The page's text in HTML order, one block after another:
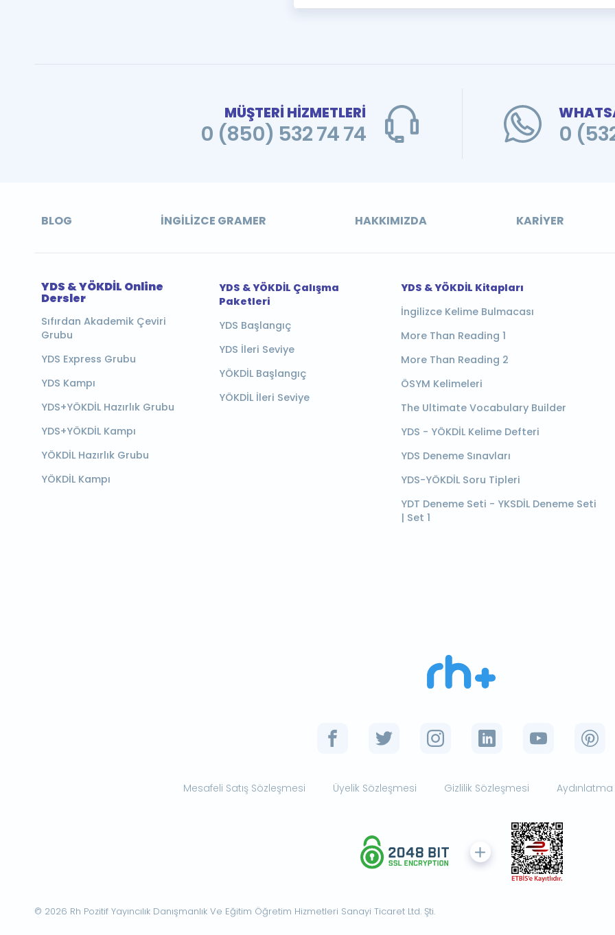
MÜŞTERİ HİZMETLERİ
0 (850) 532 74 74 0
BLOG İNGILIZCE GRAMER HAKKIMIZDA KARIYER
YDS & YÖKDİL Online
Dersler
Sıfırdan Akademik Çeviri
Grubu
YDS Express Grubu
YDS Kampı
YDS+YÖKDİL Hazırlık Grubu
YDS+YÖKDİL Kampı
YÖKDİL Hazırlık Grubu
YÖKDİL Kampı
YDS & YÖKDİL Çalışma
Paketleri
YDS Başlangıç
YDS İleri Seviye
YÖKDİL Başlangıç
YÖKDİL İleri Seviye
YDS & YÖKDİL Kitapları
İngilizce Kelime Bulmacası
More Than Reading 1
More Than Reading 2
ÖSYM Kelimeleri
The Ultimate Vocabulary Builder
YDS - YÖKDİL Kelime Defteri
YDS Deneme Sınavları
YDS-YÖKDİL Soru Tipleri
YDT Deneme Seti - YKSDİL Deneme Seti
| Set 1
Mesafeli Satış Sözleşmesi Üyelik Sözleşmesi Gizlilik Sözleşmesi
© 2026 Rh Pozitif Yayıncılık Danışmanlık Ve Eğitim Öğretim Hizmetleri Sanayi Ticaret Ltd. Şti.